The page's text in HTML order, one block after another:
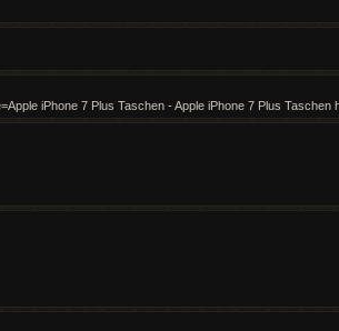
iPhone 7 Plus Taschen - Apple iPhone 7 Plus Taschen